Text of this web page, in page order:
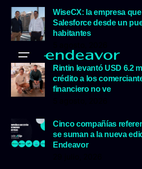
WiseCX: la empresa
Salesforce desde un
habitantes
Rintin levantó USD 6.2
crédito a los
financiero no ve
Cinco compañías
se suman a la nueva
Endeavor